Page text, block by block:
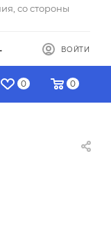
со стороны
ВОЙТИ
0 0